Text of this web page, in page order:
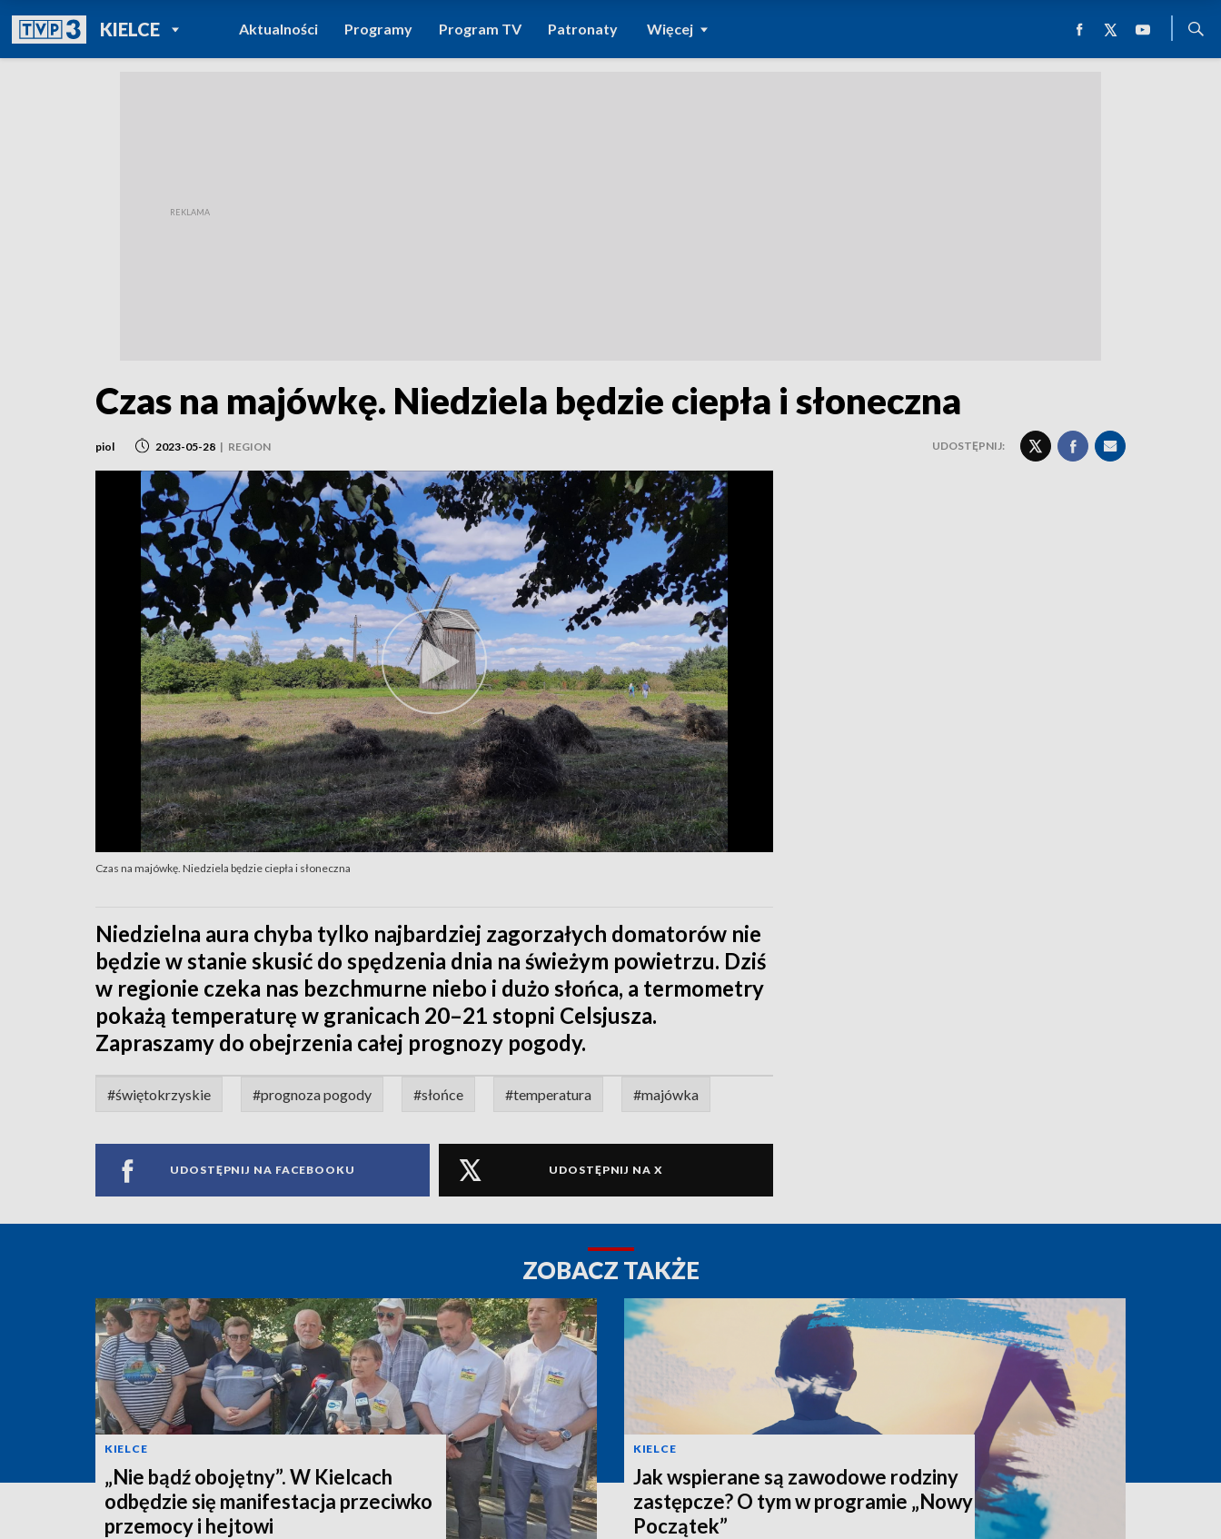
KIELCEPOWRÓT DO
TVP REGIONY
Aktualności Programy Program TV Patronaty Więcej
Czas na majówkę. Niedziela będzie ciepła i słoneczna
piol 2023-05-28 | REGION UDOSTĘPNIJ:
Czas na majówkę. Niedziela będzie ciepła i słoneczna
Niedzielna aura chyba tylko najbardziej zagorzałych domatorów nie
będzie w stanie skusić do spędzenia dnia na świeżym powietrzu. Dziś
w regionie czeka nas bezchmurne niebo i dużo słońca, a termometry
pokażą temperaturę w granicach 20–21 stopni Celsjusza.
Zapraszamy do obejrzenia całej prognozy pogody.
#świętokrzyskie #prognoza pogody #słońce #temperatura #majówka
UDOSTĘPNIJ NA FACEBOOKU UDOSTĘPNIJ NA X
ZOBACZ TAKŻE
KIELCE
„Nie bądź obojętny”. W Kielcach
odbędzie się manifestacja przeciwko
przemocy i hejtowi
KIELCE
Jak wspierane są zawodowe rodziny
zastępcze? O tym w programie „Nowy
Początek”